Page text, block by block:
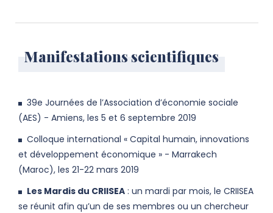
Manifestations scientifiques
39e Journées de l’Association d’économie sociale
(AES) - Amiens, les 5 et 6 septembre 2019
Colloque international « Capital humain, innovations
et développement économique » - Marrakech
(Maroc), les 21-22 mars 2019
Les Mardis du CRIISEA : un mardi par mois, le CRIISEA
se réunit afin qu’un de ses membres ou un chercheur